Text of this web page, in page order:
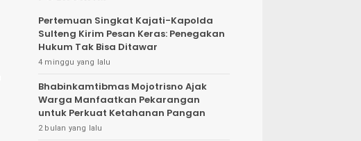
Pertemuan Singkat Kajati-Kapolda
Sulteng Kirim Pesan Keras: Penegakan
Hukum Tak Bisa Ditawar
4 minggu yang lalu
Bhabinkamtibmas Mojotrisno Ajak
Warga Manfaatkan Pekarangan
untuk Perkuat Ketahanan Pangan
2 bulan yang lalu